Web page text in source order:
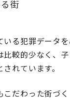
街
いる犯罪データ
比較的少なく、
れています。
こだわった街づ